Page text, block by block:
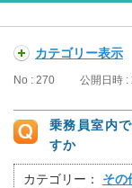
カテゴリー表示
No : 270 公開日時
乗務員室内
すか
カテゴリー： その